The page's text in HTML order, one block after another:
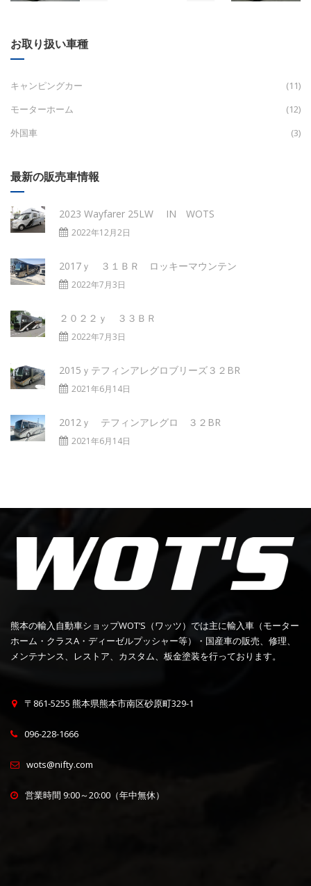
お取り扱い車種
キャンピングカー
(11)
モーターホーム
(12)
外国車
(3)
最新の販売車情報
2023 Wayfarer 25LW IN WOTS
2022年12月2日
2017ｙ ３１ＢＲ ロッキーマウンテン
2022年7月3日
２０２２ｙ ３３ＢＲ
2022年7月3日
2015ｙテフィンアレグロブリーズ３２BR
2021年6月14日
2012ｙ テフィンアレグロ ３２BR
2021年6月14日
熊本の輸入自動車ショップWOT’S（ワッツ）では主に輸入車（モーター
ホーム・クラスA・ディーゼルプッシャー等）・国産車の販売、修理、
メンテナンス、レストア、カスタム、板金塗装を行っております。
〒861-5255 熊本県熊本市南区砂原町329-1
096-228-1666
wots@nifty.com
営業時間 9:00～20:00（年中無休）